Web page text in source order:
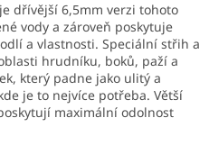
dřívější 6,5mm verzi tohoto
vody a zároveň poskytuje
a vlastnosti. Speciální střih a
hrudníku, boků, paží a
který padne jako ulitý a
je to nejvíce potřeba. Větší
maximální odolnost